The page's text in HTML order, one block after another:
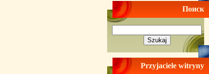
Поиск
Przyjaciele witryny